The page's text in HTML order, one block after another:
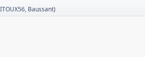
, Baussant)